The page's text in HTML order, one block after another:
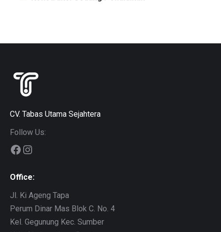
CV. Tabas Utama Sejahtera
Follow Us:
Facebook
Instagram
Office:
Jl. Ki Ageng Tapa
Perum Dinar Mas Blok C. No. 4
Kel. Gegunung Kec. Sumber